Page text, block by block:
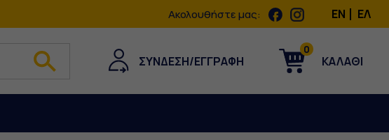
Aκολουθήστε μας: EN ΕΛ
ΣΥΝΔΕΣΗ/ΕΓΓΡΑΦΗ
0
ΚΑΛΑΘΙ